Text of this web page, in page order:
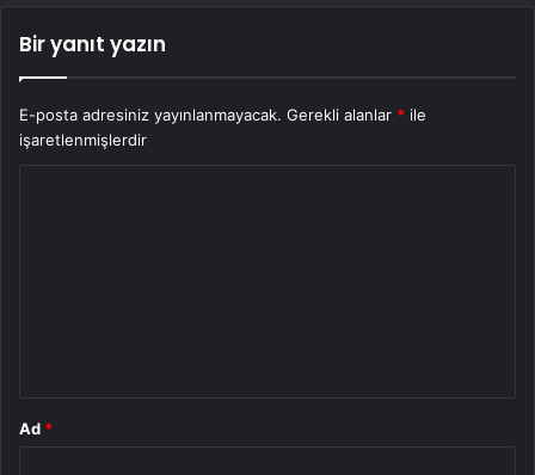
Bir yanıt yazın
E-posta adresiniz yayınlanmayacak. Gerekli alanlar * ile
işaretlenmişlerdir
Ad *